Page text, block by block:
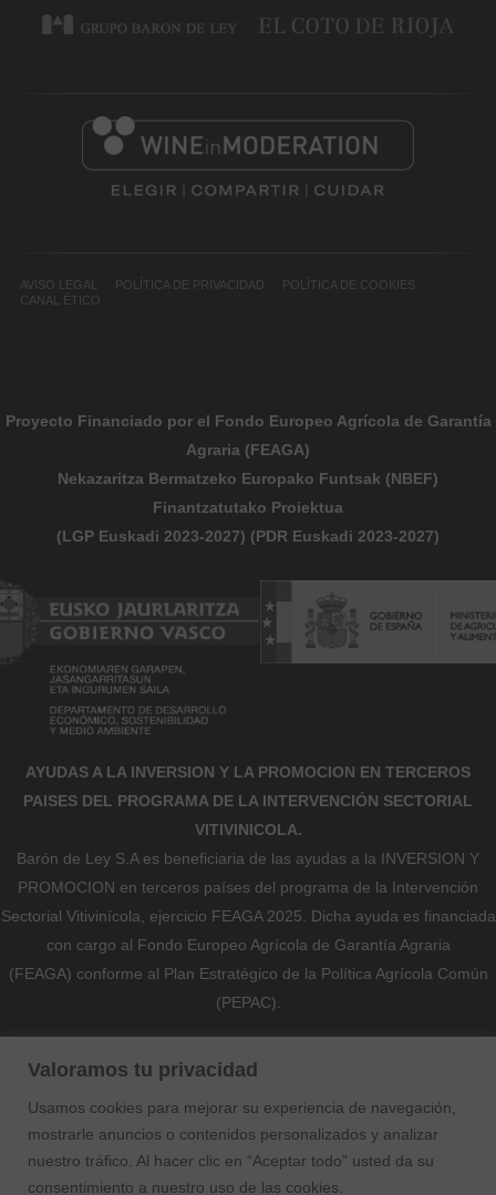
Valoramos tu privacidad
Usamos cookies para mejorar su experiencia de navegación,
mostrarle anuncios o contenidos personalizados y analizar
nuestro tráfico. Al hacer clic en “Aceptar todo” usted da su
consentimiento a nuestro uso de las cookies.
AVISO LEGAL POLÍTICA DE PRIVACIDAD
POLÍTICA DE COOKIES
CANAL ÉTICO
Proyecto Financiado por el Fondo Europeo Agrícola de Garantía
Agraria (FEAGA)
Nekazaritza Bermatzeko Europako Funtsak (NBEF)
Finantzatutako Proiektua
(LGP Euskadi 2023-2027) (PDR Euskadi 2023-2027)
AYUDAS A LA INVERSION Y LA PROMOCION EN TERCEROS
PAISES DEL PROGRAMA DE LA INTERVENCIÓN SECTORIAL
VITIVINICOLA.
Barón de Ley S.A es beneficiaria de las ayudas a la INVERSION Y
PROMOCION en terceros países del programa de la Intervención
Sectorial Vitivinícola, ejercicio FEAGA 2025. Dicha ayuda es financiada
con cargo al Fondo Europeo Agrícola de Garantía Agraria
(FEAGA) conforme al Plan Estratégico de la Política Agrícola Común
(PEPAC).
Nekazaritza Bermatzeko Europako Funtsak (NBEF)
Proyecto Financiado por el Fondo Europeo Agrícola de Garantía
Agraria (FEAGA)